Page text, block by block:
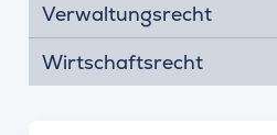
Verwaltungsrecht
Wirtschaftsrecht